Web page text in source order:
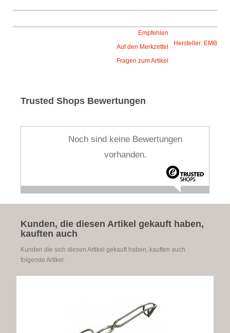
Hersteller: EMB
Empfehlen
Auf den Merkzettel
Fragen zum Artikel
Trusted Shops Bewertungen
Noch sind keine Bewertungen
vorhanden.
Kunden, die diesen Artikel gekauft haben,
kauften auch
Kunden die sich diesen Artikel gekauft haben, kauften auch
folgende Artikel.